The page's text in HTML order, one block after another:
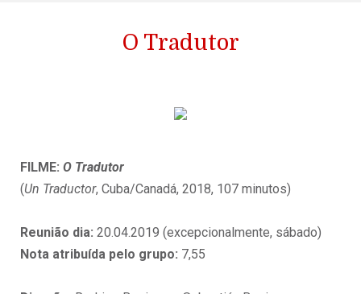
O Tradutor
FILME: O Tradutor
(Un Traductor, Cuba/Canadá, 2018, 107 minutos)
Reunião dia: 20.04.2019 (excepcionalmente, sábado)
Nota atribuída pelo grupo: 7,55